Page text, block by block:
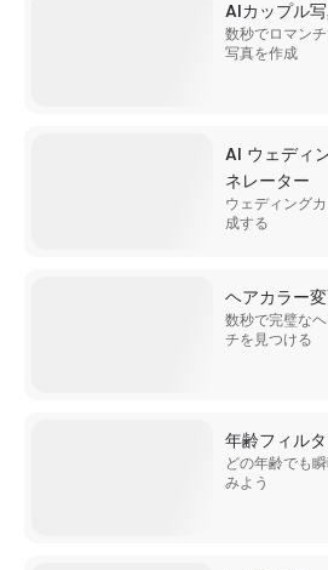
AIカップル
数秒でロマン
写真を作成
AI ウェディ
ネレーター
ウェディング
成する
ヘアカラー
数秒で完璧な
チを見つける
年齢フィル
どの年齢でも
みよう